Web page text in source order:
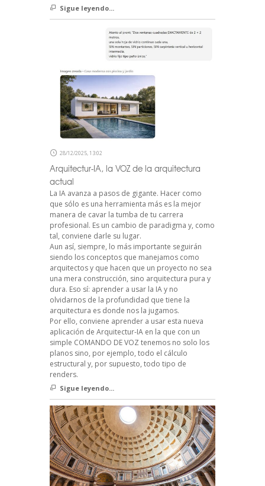
Sigue leyendo...
28/12/2025, 13:02
Arquitectur-IA, la VOZ de la arquitectura
actual
La IA avanza a pasos de gigante. Hacer como
que sólo es una herramienta más es la mejor
manera de cavar la tumba de tu carrera
profesional. Es un cambio de paradigma y, como
tal, conviene darle su lugar.
Aun así, siempre, lo más importante seguirán
siendo los conceptos que manejamos como
arquitectos y que hacen que un proyecto no sea
una mera construcción, sino arquitectura pura y
dura. Eso sí: aprender a usar la IA y no
olvidarnos de la profundidad que tiene la
arquitectura es donde nos la jugamos.
Por ello, conviene aprender a usar esta nueva
aplicación de Arquitectur-IA en la que con un
simple COMANDO DE VOZ tenemos no solo los
planos sino, por ejemplo, todo el cálculo
estructural y, por supuesto, todo tipo de
renders.
Sigue leyendo...